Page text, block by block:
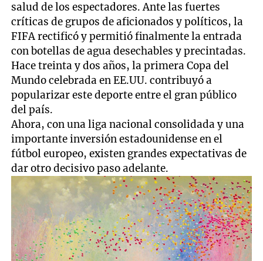
salud de los espectadores. Ante las fuertes
críticas de grupos de aficionados y políticos, la
FIFA rectificó y permitió finalmente la entrada
con botellas de agua desechables y precintadas.
Hace treinta y dos años, la primera Copa del
Mundo celebrada en EE.UU. contribuyó a
popularizar este deporte entre el gran público
del país.
Ahora, con una liga nacional consolidada y una
importante inversión estadounidense en el
fútbol europeo, existen grandes expectativas de
dar otro decisivo paso adelante.